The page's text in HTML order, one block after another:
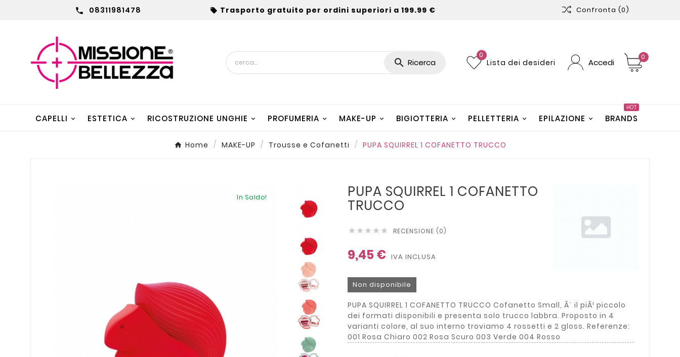
 08311981478  Trasporto gratuito per ordini superiori a 199.99 € Confronta (0)
 Ricerca
0
Lista dei desideri Accedi
0
CAPELLI ESTETICA RICOSTRUZIONE UNGHIE PROFUMERIA MAKE-UP BIGIOTTERIA PELLETTERIA EPILAZIONE BRANDS
HOT
Home MAKE-UP Trousse e Cofanetti PUPA SQUIRREL 1 COFANETTO TRUCCO
In Saldo! PUPA SQUIRREL 1 COFANETTO
TRUCCO
     RECENSIONE (0)
9,45 € IVA INCLUSA
Non disponibile
PUPA SQUIRREL 1 COFANETTO TRUCCO Cofanetto Small, Ã¨ il piÃ¹ piccolo
dei formati disponibili e presenta solo trucco labbra. Proposto in 4
varianti colore, al suo interno troviamo 4 rossetti e 2 gloss. Referenze:
001 Rosa Chiaro 002 Rosa Scuro 003 Verde 004 Rosso